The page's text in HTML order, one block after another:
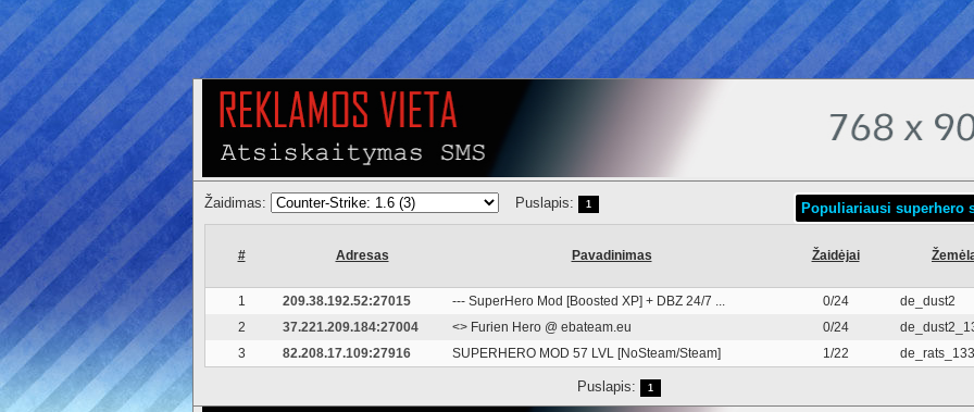
Populiariausi superhero
Žaidimas: Puslapis: 1
# Adresas Pavadinimas Žaidėjai
1 209.38.192.52:27015 --- SuperHero Mod [Boosted XP] + DBZ 24/7 ... 0/24
de_dust2
2
37.221.209.184:27004 <> Furien Hero @ ebateam.eu 0/24
3
82.208.17.109:27916 SUPERHERO MOD 57 LVL [NoSteam/Steam] 1/22
Puslapis: 1